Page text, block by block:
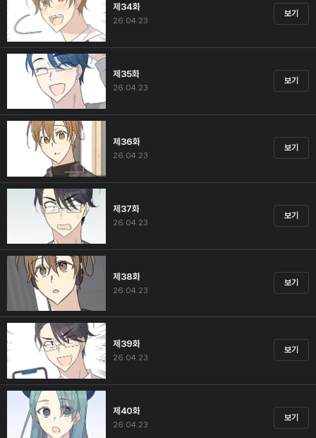
제34화
26.04.23
보기
제35화
26.04.23
보기
제36화
26.04.23
보기
제37화
26.04.23
보기
제38화
26.04.23
보기
제39화
26.04.23
보기
제40화
26.04.23
보기